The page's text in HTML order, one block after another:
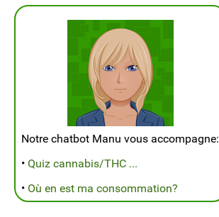
Notre chatbot Manu vous accompagne:
• Quiz cannabis/THC ...
• Où en est ma consommation?